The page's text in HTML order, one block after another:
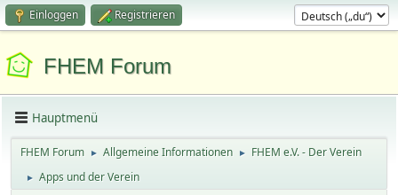
Einloggen Registrieren
FHEM Forum
Hauptmenü
FHEM Forum ► Allgemeine Informationen ► FHEM e.V. - Der Verein
► Apps und der Verein